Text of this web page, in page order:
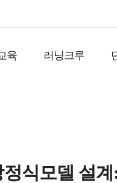
육 러닝크루
식모델 설